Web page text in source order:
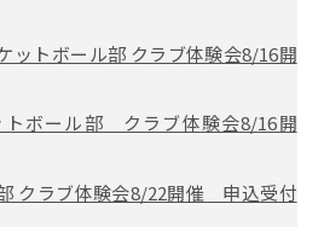
ットボール部 クラブ体験会8/16開
トボール部 クラブ体験会8/16開
クラブ体験会8/22開催 申込受付